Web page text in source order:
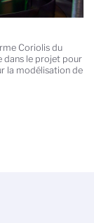
Coriolis du
dans le projet pour
la modélisation de